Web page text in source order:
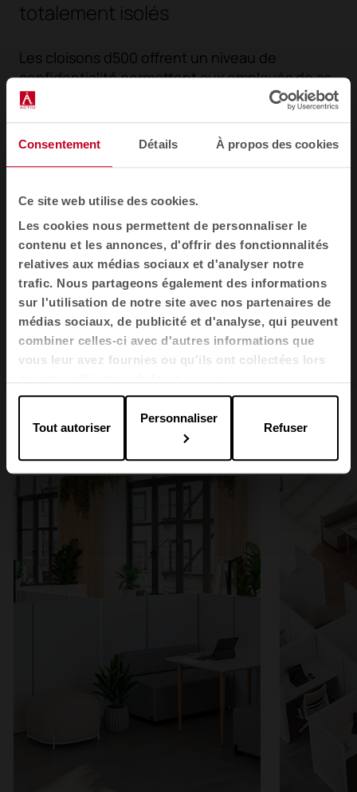
Consentement Détails À propos des cookies
Ce site web utilise des cookies.
Les cookies nous permettent de personnaliser le
contenu et les annonces, d'offrir des fonctionnalités
relatives aux médias sociaux et d'analyser notre
trafic. Nous partageons également des informations
sur l'utilisation de notre site avec nos partenaires de
médias sociaux, de publicité et d'analyse, qui peuvent
combiner celles-ci avec d'autres informations que
vous leur avez fournies ou qu'ils ont collectées lors
Tout autoriser
Personnaliser
Refuser
totalement isolés
Les cloisons d500 offrent un niveau de
confidentialité permettent aux employés de se
concentrer sur leur travail sans être
complètement isolés du reste de l'équipe.